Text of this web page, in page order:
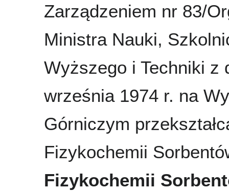
Zarządzeniem nr 83/
Ministra Nauki,
Wyższego i Techniki z
września 1974 r. na
Górniczym
Fizykochemii
Fizykochemii